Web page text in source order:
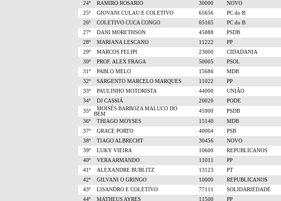
24º
RAMIRO ROSARIO 30000 NOVO
25º
GIOVANI CULAU E COLETIVO 65656 PC do B
26º
COLETIVO CUCA CONGO 65165 PC do B
27º
DANI MORETHSON 45888 PSDB
28º
MARIANA LESCANO 11222 PP
29º
MARCOS FELIPI 23000 CIDADANIA
30º
PROF. ALEX FRAGA 50005 PSOL
31º
PABLO MELO 15686 MDB
32º
SARGENTO MARCELO MARQUES 11022 PP
33º
PAULINHO MOTORISTA 44000 UNIÃO
34º
DJ CASSIÁ 20020 PODE
35º
MOISÉS BARBOZA MALUCO DO
BEM
45900 PSDB
36º
THIAGO MOYSES 15140 MDB
37º
GRACE PORTO 40004 PSB
38º
TIAGO ALBRECHT 30456 NOVO
39º
LUKY VIEIRA 10600 REPUBLICANOS
40º
VERA ARMANDO 11011 PP
41º
ALEXANDRE BUBLITZ 13123 PT
42º
GILVANI O GRINGO 10000 REPUBLICANOS
43º
LISANDRO E COLETIVO 77111 SOLIDARIEDADE
44º
MATHEUS AYRES 11500 PP